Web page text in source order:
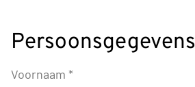
Persoonsgegevens
Voornaam *